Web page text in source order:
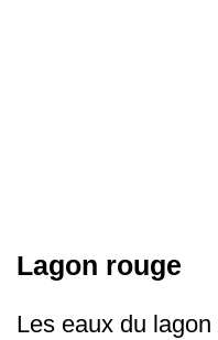
Lagon rouge
Les eaux du